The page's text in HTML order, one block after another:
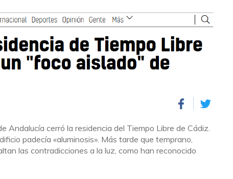
Andalucía cerró la residencia del Tiempo Libre de Cádiz.
padecía «aluminosis». Más tarde que temprano,
las contradicciones a la luz, como han reconocido